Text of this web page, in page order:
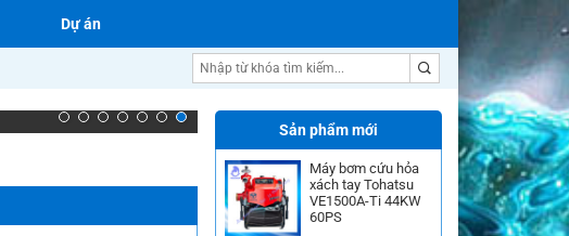
Dự án
Máy bơm chữa cháy
Sản phẩm mới
Máy bơm cứu hỏa
xách tay Tohatsu
VE1500A-Ti 44KW
60PS